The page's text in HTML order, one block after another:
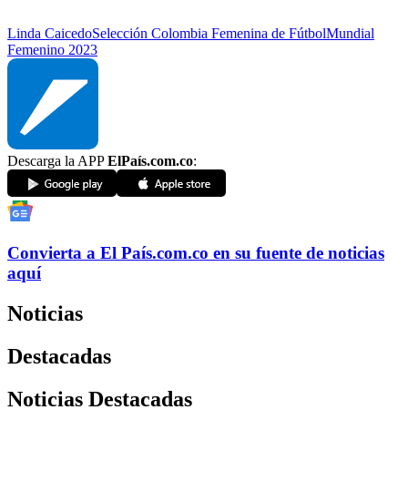
Linda CaicedoSelección Colombia Femenina de FútbolMundial
Femenino 2023
Descarga la APPElPaís.com.co:
Convierta a El País.com.co en su fuente de noticias
aquí
Noticias
Destacadas
Noticias Destacadas